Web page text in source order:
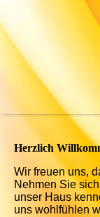
Herzlich
Wir freuen uns,
Nehmen Sie
unser Haus
uns wohlfühlen